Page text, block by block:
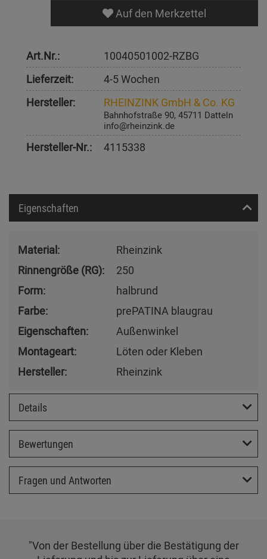
Auf den Merkzettel
Art.Nr.:
10040501002-RZBG
Lieferzeit:
4-5 Wochen
Hersteller:
RHEINZINK GmbH & Co. KG
Bahnhofstraße 90, 45711 Datteln
info@rheinzink.de
Hersteller-Nr.: 4115338
Eigenschaften
Material:
Rheinzink
Rinnengröße (RG):
250
Form:
halbrund
Farbe:
prePATINA blaugrau
Eigenschaften:
Außenwinkel
Montageart:
Löten oder Kleben
Hersteller:
Rheinzink
Details
Bewertungen
Fragen und Antworten
"Von der Bestellung über die Bestätigung der